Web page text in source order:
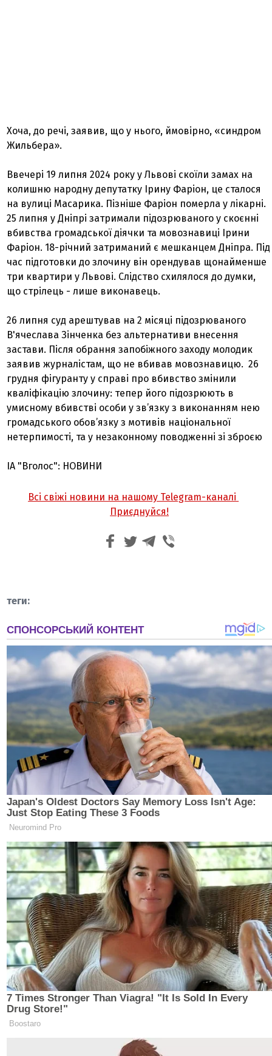
Хоча, до речі, заявив, що у нього, ймовірно, «синдром
Жильбера».
Ввечері 19 липня 2024 року у Львові скоїли замах на
колишню народну депутатку Ірину Фаріон, це сталося
на вулиці Масарика. Пізніше Фаріон померла у лікарні.
25 липня у Дніпрі затримали підозрюваного у скоєнні
вбивства громадської діячки та мовознавиці Ірини
Фаріон. 18-річний затриманий є мешканцем Дніпра. Під
час підготовки до злочину він орендував щонайменше
три квартири у Львові. Слідство схилялося до думки,
що стрілець - лише виконавець.
26 липня суд арештував на 2 місяці підозрюваного
В'ячеслава Зінченка без альтернативи внесення
застави. Після обрання запобіжного заходу молодик
заявив журналістам, що не вбивав мовознавицю. 26
грудня фігуранту у справі про вбивство змінили
кваліфікацію злочину: тепер його підозрюють в
умисному вбивстві особи у зв’язку з виконанням нею
громадського обов’язку з мотивів національної
нетерпимості, та у незаконному поводженні зі зброєю
ІА "Вголос": НОВИНИ
Всі свіжі новини на нашому Telegram-каналі
Приєднуйся!